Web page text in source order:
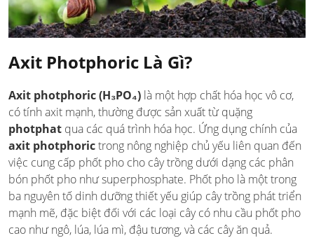
Axit Photphoric Là Gì?
Axit photphoric (H₃PO₄) là một hợp chất hóa học vô cơ,
có tính axit mạnh, thường được sản xuất từ quặng
photphat qua các quá trình hóa học. Ứng dụng chính của
axit photphorictrong nông nghiệp chủ yếu liên quan đến
việc cung cấp phốt pho cho cây trồng dưới dạng các phân
bón phốt pho như superphosphate. Phốt pho là một trong
ba nguyên tố dinh dưỡng thiết yếu giúp cây trồng phát triển
mạnh mẽ, đặc biệt đối với các loại cây có nhu cầu phốt pho
cao như ngô, lúa, lúa mì, đậu tương, và các cây ăn quả.